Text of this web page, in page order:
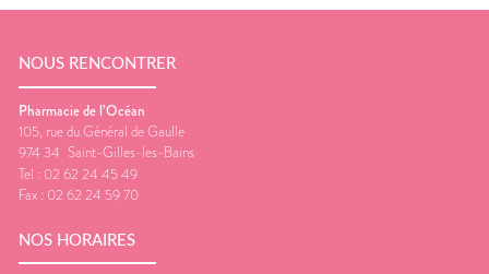
NOUS RENCONTRER
Pharmacie de l’Océan
105, rue du Général de Gaulle
974 34 Saint-Gilles-les-Bains
Tel : 02 62 24 45 49
Fax : 02 62 24 59 70
NOS HORAIRES